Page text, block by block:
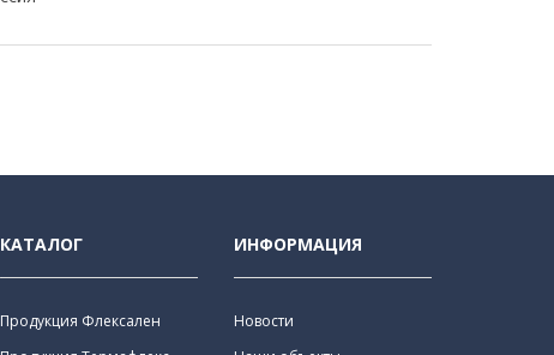
КАТАЛОГ
Продукция Флексален
ИНФОРМАЦИЯ
Новости